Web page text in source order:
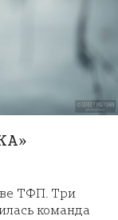
ТФП. Три
команда